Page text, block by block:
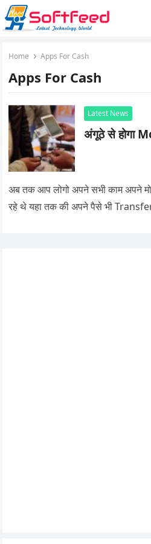
Home Apps For Cash
Apps For Cash
Latest News
अंगूठे से होगा
अब तक आप लोगो अपने सभी काम अपने
रहे थे यहा तक की अपने पैसे भी